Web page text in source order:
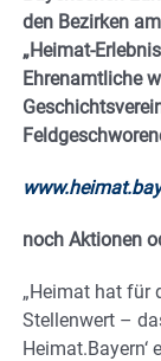
den Bezirken
„Heimat-
Ehrenamtliche
noch Aktionen
„Heimat hat für
Stellenwert –
Heimat.Bayern‘